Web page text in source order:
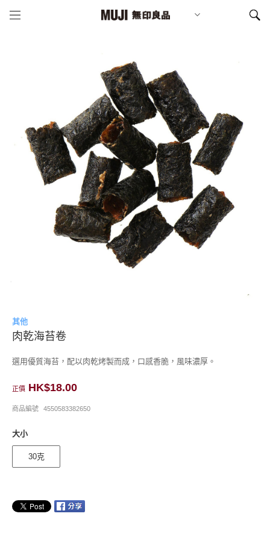
其他
肉乾海苔卷
選用優質海苔，配以肉乾烤製而成，口感香脆，風味濃厚。
正價 HK$18.00
商品編號 4550583382650
大小
30克